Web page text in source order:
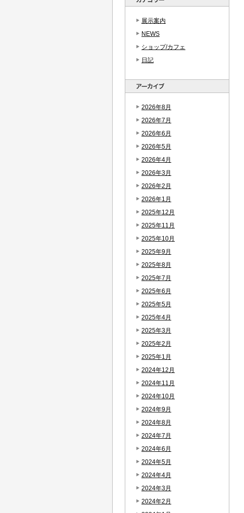
展示案内
NEWS
ショップ/カフェ
日記
2026年8月
2026年7月
2026年6月
2026年5月
2026年4月
2026年3月
2026年2月
2026年1月
2025年12月
2025年11月
2025年10月
2025年9月
2025年8月
2025年7月
2025年6月
2025年5月
2025年4月
2025年3月
2025年2月
2025年1月
2024年12月
2024年11月
2024年10月
2024年9月
2024年8月
2024年7月
2024年6月
2024年5月
2024年4月
2024年3月
2024年2月